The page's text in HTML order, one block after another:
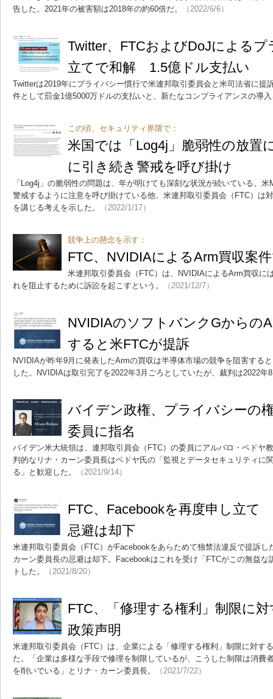
告した。2021年の被害額は2018年の約60倍だ。
（2022/6/6）
Twitter、FTCおよびDoJによる
立てで和解 1.5億ドル支払い
Twitterは2019年にプライバシー慣行で米連邦取引委員会と米司法省に提
件として罰金1億5000万ドルの支払いと、新たなコンプライアンスの導
この頃、セキュリティ界隈で：
米国では「Log4j」脆弱性の放
に引き続き警戒を呼び掛け
「Log4j」の脆弱性の問題は、年が明けても深刻な状況が続いている。
警戒するように注意を呼び掛けている他、米連邦取引委員会（FTC）は
を講じる考えを示した。
（2022/1/17）
競争上の懸念を示す：
FTC、NVIDIAによるArm買収案
米連邦取引委員会（FTC）は、NVIDIAによるArm買収に
れを阻止するために訴訟を起こすという。
（2021/12/7）
NVIDIAのソフトバンクGからの
すると米FTCが提訴
NVIDIAが昨年9月に発表したArmの買収は半導体市場の競争を阻害する
した。NVIDIAは取引完了を2022年3月ごろとしていたが、裁判は2022年
バイデン政権、プライバシーの
委員に指名
バイデン米大統領は、連邦取引員会（FTC）の委員にアルバロ・ベドヤ
判的なリナ・カーン委員長はベドヤ氏の「監視とデータセキュリティに
る」と歓迎した。
（2021/9/14）
FTC、Facebookを再度申し立
忌避は却下
米連邦取引委員会（FTC）がFacebookをあらためて独禁法違反で提訴
カーン委員長の忌避は却下。Facebookはこれを受け「FTCがこの無益
トした。
（2021/8/20）
FTC、「修理する権利」制限に
政策声明
米連邦取引委員会（FTC）は、企業による「修理する権利」制限に対す
た。「企業は多様な手段で修理を制限しているが、こうした制限は消費
を削いでいる」とリナ・カーン委員長。
（2021/7/22）